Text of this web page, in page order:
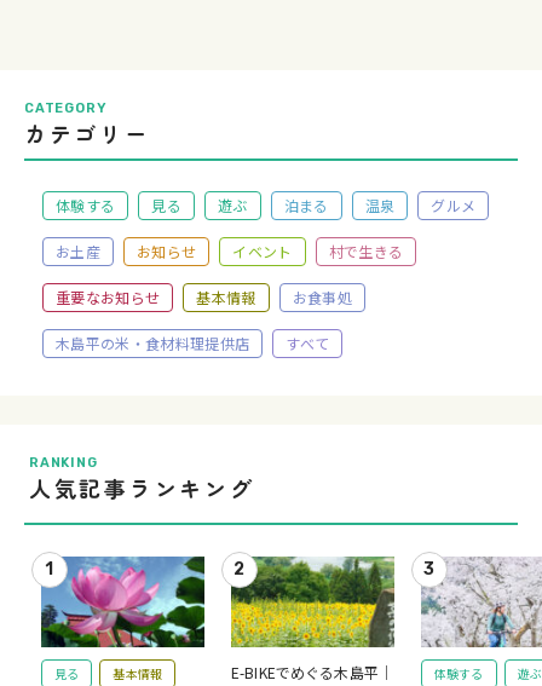
CATEGORY
カテゴリー
体験する 見る 遊ぶ 泊まる 温泉 グルメ
お土産 お知らせ イベント 村で生きる
重要なお知らせ 基本情報 お食事処
木島平の米・食材料理提供店 すべて
RANKING
人気記事ランキング
見る 基本情報
E-BIKEでめぐる木島平｜
体験する
遊ぶ